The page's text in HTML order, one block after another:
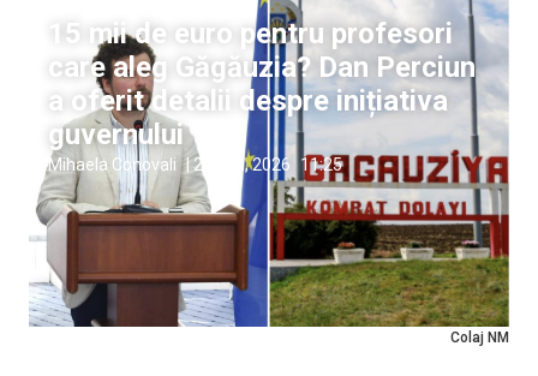
Colaj NM
15 mii de euro pentru profesori
care aleg Găgăuzia? Dan Perciun
a oferit detalii despre inițiativa
guvernului
Mihaela Conovali |22 mai, 2026 11:25